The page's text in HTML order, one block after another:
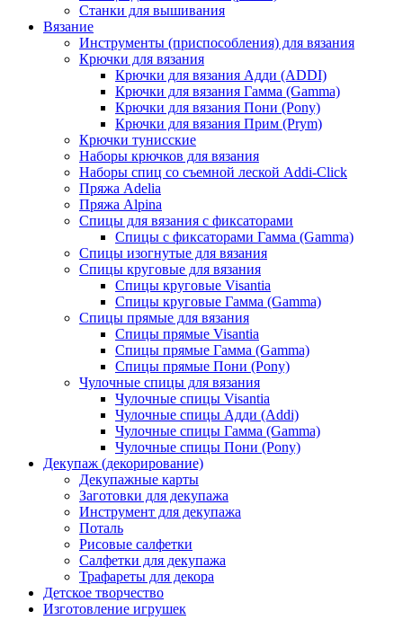
Станки для вышивания
Вязание
Инструменты (приспособления) для вязания
Крючки для вязания
Крючки для вязания Адди (ADDI)
Крючки для вязания Гамма (Gamma)
Крючки для вязания Пони (Pony)
Крючки для вязания Прим (Prym)
Крючки тунисские
Наборы крючков для вязания
Наборы спиц со съемной леской Addi-Click
Пряжа Adelia
Пряжа Alpina
Спицы для вязания с фиксаторами
Спицы с фиксаторами Гамма (Gamma)
Спицы изогнутые для вязания
Спицы круговые для вязания
Спицы круговые Visantia
Спицы круговые Гамма (Gamma)
Спицы прямые для вязания
Спицы прямые Visantia
Спицы прямые Гамма (Gamma)
Спицы прямые Пони (Pony)
Чулочные спицы для вязания
Чулочные спицы Visantia
Чулочные спицы Адди (Addi)
Чулочные спицы Гамма (Gamma)
Чулочные спицы Пони (Pony)
Декупаж (декорирование)
Декупажные карты
Заготовки для декупажа
Инструмент для декупажа
Поталь
Рисовые салфетки
Салфетки для декупажа
Трафареты для декора
Детское творчество
Изготовление игрушек